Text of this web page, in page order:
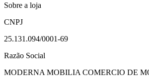
Sobre a loja
CNPJ
25.131.094/0001-69
Razão Social
MODERNA MOBILIA COMERCIO DE